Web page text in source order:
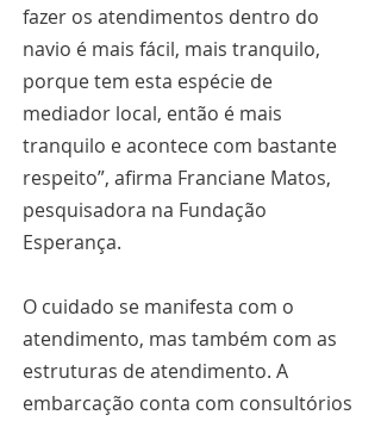
fazer os atendimentos dentro do
navio é mais fácil, mais tranquilo,
porque tem esta espécie de
mediador local, então é mais
tranquilo e acontece com bastante
respeito”, afirma Franciane Matos,
pesquisadora na Fundação
Esperança.
O cuidado se manifesta com o
atendimento, mas também com as
estruturas de atendimento. A
embarcação conta com consultórios